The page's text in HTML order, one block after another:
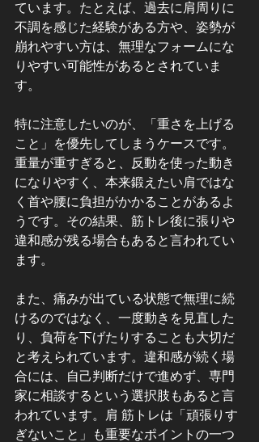
ています。たとえば、過去に肩周りに
不調を感じた経験がある方や、姿勢が
崩れやすい方は、無理なフォームにな
りやすい可能性があるとされていま
す。
特に注意したいのが、「重さを上げる
こと」を優先してしまうケースです。
重量が重すぎると、反動を使った動き
になりやすく、本来鍛えたい肩ではな
く首や腰に負担がかかることがあるよ
うです。その結果、筋トレ後に張りや
違和感が残る場合もあると言われてい
ます。
また、痛みが出ている状態で無理に続
けるのではなく、一度動きを見直した
り、負荷を下げたりすることも大切だ
と考えられています。違和感が続く場
合には、自己判断だけで進めず、専門
家に相談するという選択肢もあると言
われています。肩 筋トレは「頑張りす
ぎないこと」も重要なポイントの一つ